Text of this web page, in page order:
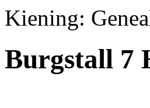
Kiening:
Burgstall 7